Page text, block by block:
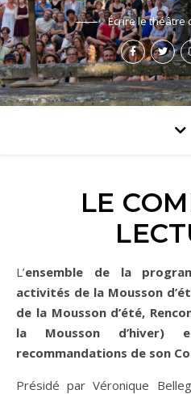
Écrire le théâtre
LE
L’ensemble de la programmation artistique des
activités de la Mousson
de la Mousson d’été,
la Mousson d’hiver)
recommandations de son
Présidé par Véronique